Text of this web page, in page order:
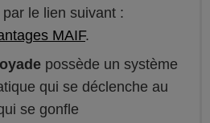
le lien suivant :
MAIF.
possède un système
qui se déclenche au
se gonfle